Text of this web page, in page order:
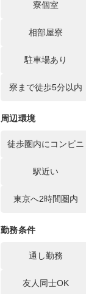
寮個室
相部屋寮
駐車場あり
寮まで徒歩5分以内
周辺環境
徒歩圏内にコンビニ
駅近い
東京へ2時間圏内
勤務条件
通し勤務
友人同士OK